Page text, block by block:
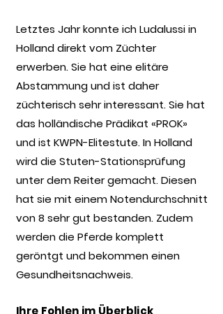
Letztes Jahr konnte ich Ludalussi in
Holland direkt vom Züchter
erwerben. Sie hat eine elitäre
Abstammung und ist daher
züchterisch sehr interessant. Sie hat
das holländische Prädikat «PROK»
und ist KWPN-Elitestute. In Holland
wird die Stuten-Stationsprüfung
unter dem Reiter gemacht. Diesen
hat sie mit einem Notendurchschnitt
von 8 sehr gut bestanden. Zudem
werden die Pferde komplett
geröntgt und bekommen einen
Gesundheitsnachweis.
Ihre Fohlen im Überblick